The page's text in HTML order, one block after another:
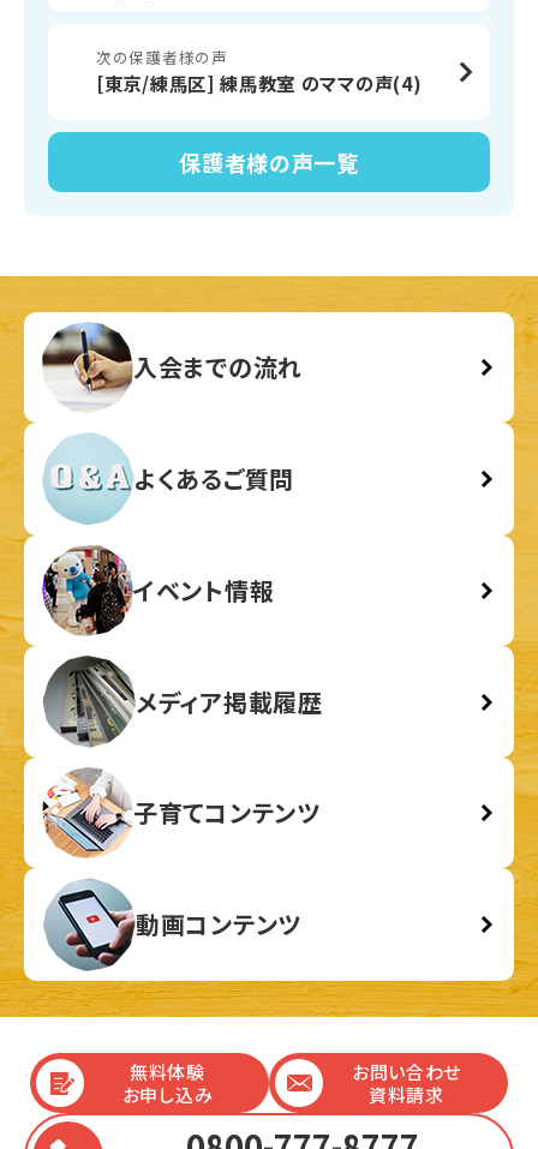
保護者様の声一覧
次の保護者様の声
[東京/練馬区] 練馬教室 のママの声(4)
入会までの流れ
よくあるご質問
イベント情報
メディア掲載履歴
子育てコンテンツ
動画コンテンツ
無料体験
お申し込み
お問い合わせ
資料請求